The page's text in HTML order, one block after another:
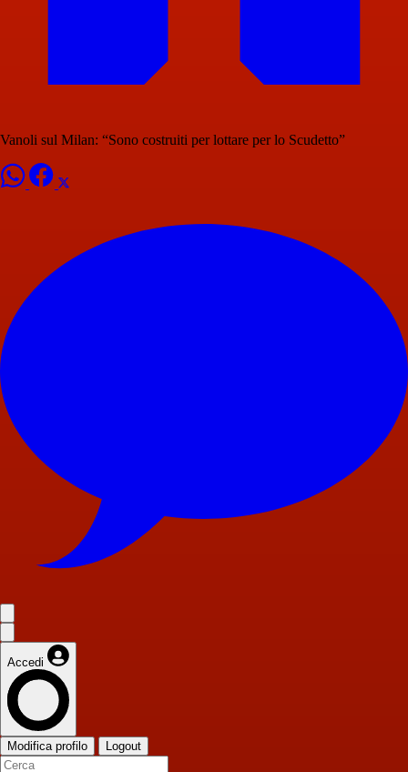
Vanoli sul Milan: “Sono costruiti per lottare per lo Scudetto”
Accedi
Modifica profilo Logout